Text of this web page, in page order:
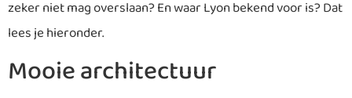
zeker niet mag overslaan? En waar Lyon bekend voor is? Dat
lees je hieronder.
Mooie architectuur